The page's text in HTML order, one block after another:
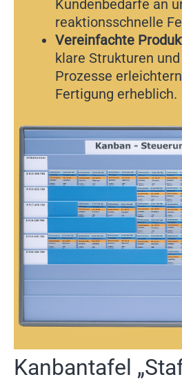
Kundenbedarfe an
reaktionsschnelle
Vereinfachte
klare Strukturen
Prozesse
Fertigung erheblich.
Kanbantafel